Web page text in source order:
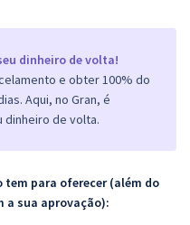
dinheiro de volta!
e obter 100% do
Aqui, no Gran, é
dinheiro de volta.
tem para oferecer (além do
a sua aprovação):